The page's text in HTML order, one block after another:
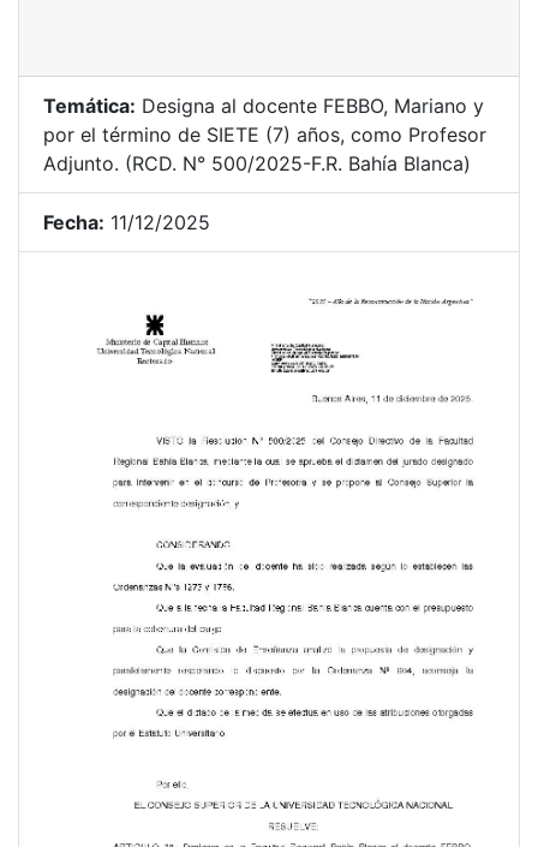
Temática: Designa al docente FEBBO, Mariano y
por el término de SIETE (7) años, como Profesor
Adjunto. (RCD. N° 500/2025-F.R. Bahía Blanca)
Fecha: 11/12/2025